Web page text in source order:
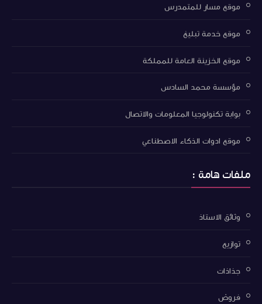
موقع مسار للمتمدرس
موقع خدمة تبليغ
موقع الخزينة العامة للمملكة
مؤسسة محمد السادس
بوابة تكنولوجيا المعلومات والاتصال
موقع ادوات الذكاء الاصطناعي
ملفات هامة :
وثائق الاستاذ
توازيع
جذاذات
فروض